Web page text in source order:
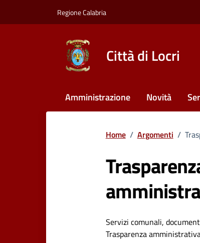
Regione Calabria
Città di Locri
Amministrazione Novità
Home / Argomenti /
Dettagli
Servizi comunali,
Trasparenza